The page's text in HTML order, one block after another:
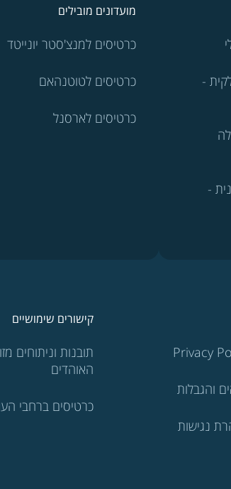
-
-
מועדונים מובילים
כרטיסים למנצ'סטר יונייטד
כרטיסים לטוטנהאם
כרטיסים לארסנל
Privacy
והגבלות
נגישות
קישורים שימושיים
תובנות וניתוחים
האוהדים
כרטיסים ברחבי